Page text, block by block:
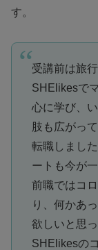
す。
受講前は旅
SHElikesで
心に学び、
肢も広がって
転職 しまし
ートも今が
前職ではコ
り、何かあ
欲しいと思
SHElikesの